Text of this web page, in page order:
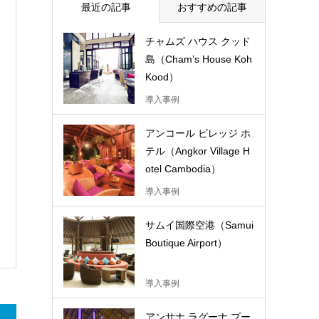
最近の記事 おすすめの記事
チャムズ ハウス クッド
島（Cham’s House Koh
Kood）
導入事例
アンコール ビレッジ ホ
テル（Angkor Village H
otel Cambodia）
導入事例
サムイ国際空港（Samui
Boutique Airport）
導入事例